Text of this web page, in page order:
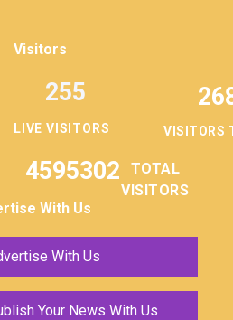
Visitors
LIVE VISITORS
255
VISITORS
4595302
TOTAL
VISITORS
With Us
With Us
Your News With Us